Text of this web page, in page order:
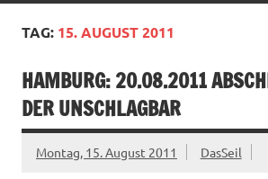
TAG: 15. AUGUST 2011
HAMBURG: 20.08.2011
DER UNSCHLAGBAR
Montag, 15. August 2011 DasSeil